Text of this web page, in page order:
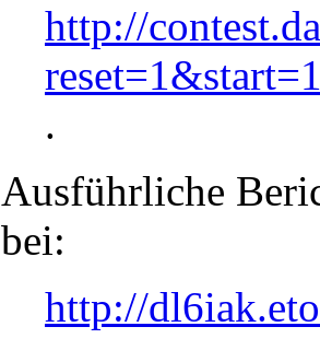
http://
.
Ausführliche
bei:
http://